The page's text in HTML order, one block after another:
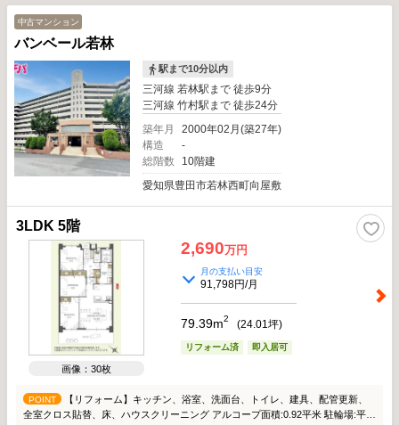
中古マンション
バンベール若林
駅まで10分以内
三河線 若林駅まで 徒歩9分
三河線 竹村駅まで 徒歩24分
築年月
2000年02月(築27年)
構造
-
総階数
10階建
愛知県豊田市若林西町向屋敷
3LDK 5階
画像：30枚
2,690万円
月の支払い目安
91,798円/月
79.39m2 (24.01坪)
リフォーム済 即入居可
POINT
【リフォーム】キッチン、浴室、洗面台、トイレ、建具、配管更新、
全室クロス貼替、床、ハウスクリーニング アルコープ面積:0.92平米 駐輪場:平面